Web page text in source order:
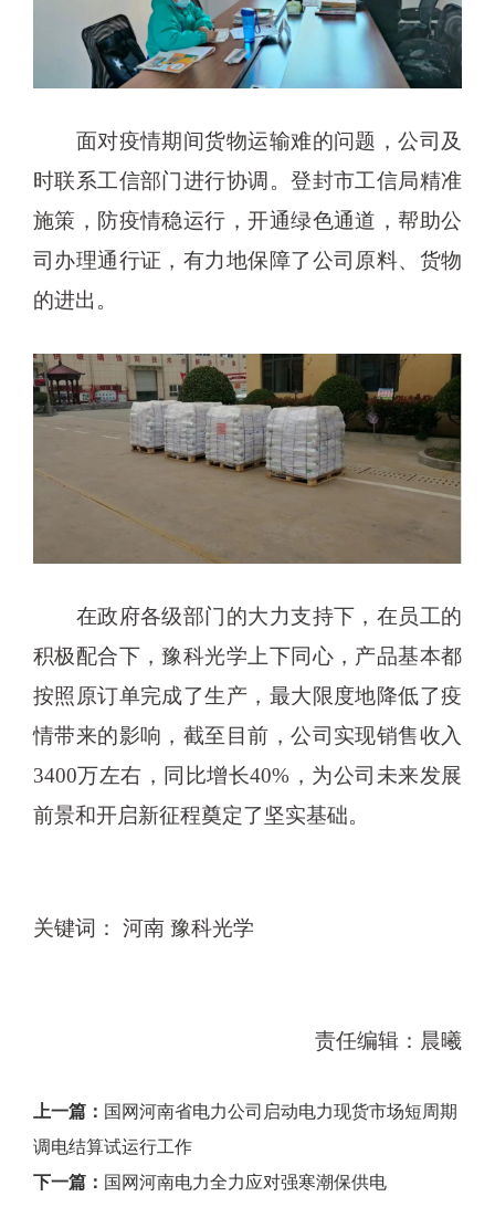
面对疫情期间货物运输难的问题，公司及
时联系工信部门进行协调。登封市工信局精准
施策，防疫情稳运行，开通绿色通道，帮助公
司办理通行证，有力地保障了公司原料、货物
的进出。
在政府各级部门的大力支持下，在员工的
积极配合下，豫科光学上下同心，产品基本都
按照原订单完成了生产，最大限度地降低了疫
情带来的影响，截至目前，公司实现销售收入
3400万左右，同比增长40%，为公司未来发展
前景和开启新征程奠定了坚实基础。
关键词： 河南 豫科光学
责任编辑：晨曦
上一篇： 国网河南省电力公司启动电力现货市场短周期
调电结算试运行工作
下一篇： 国网河南电力全力应对强寒潮保供电